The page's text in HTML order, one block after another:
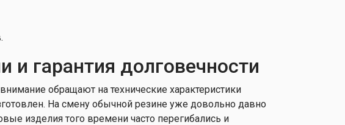
и гарантия долговечности
обращают на технические характеристики
На смену обычной резине уже довольно давно
изделия того времени часто перегибались и